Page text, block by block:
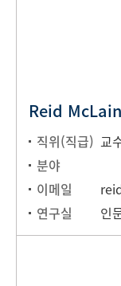
Reid McLain
직위(직급) 교
분야
이메일
연구실
인